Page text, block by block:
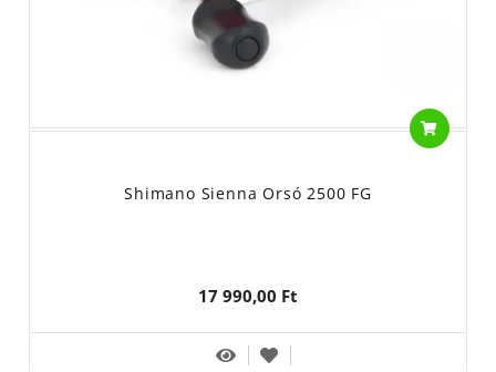
Shimano Sienna Orsó 2500 FG
17 990,00 Ft